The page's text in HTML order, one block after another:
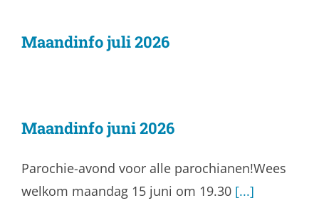
Maandinfo juli 2026
Maandinfo juni 2026
Parochie-avond voor alle parochianen!Wees
welkom maandag 15 juni om 19.30 [...]